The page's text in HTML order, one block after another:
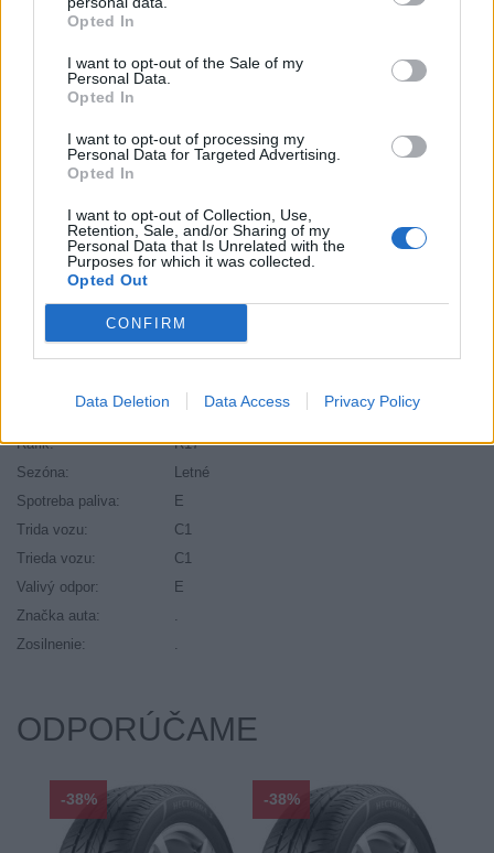
Opted In
I want to opt-out of the Sale of my
Personal Data.
Opted In
I want to opt-out of processing my
Personal Data for Targeted Advertising.
Opted In
I want to opt-out of Collection, Use,
Retention, Sale, and/or Sharing of my
Personal Data that Is Unrelated with the
Purposes for which it was collected.
Opted Out
CONFIRM
Data Deletion Data Access Privacy Policy
Brzdiaca vzdialenosť:
TL
EU smernica:
Hlučnosť typ:
2
Index kg:
94 (670kg)
Konštrukcia:
Radiální
80.92
Palce:
17
.
Počet v balení:
2
40
Ráfik:
R17
Sezóna:
Letné
Spotreba paliva:
E
Trida vozu:
C1
Trieda vozu:
C1
Valivý odpor:
E
Značka auta:
Zosilnenie:
ODPORÚČAME
-38% -38%